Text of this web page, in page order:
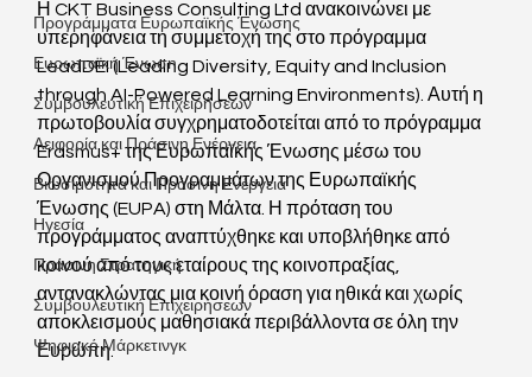
Προγράμματα Ευρωπαϊκής Ένωσης
Ευρωπαϊκή Ένωση
Συμβουλευτική Επιχειρήσεων
Αειφορία και Πράσινη Ενέργεια
Βιωσιμότητα και Πράσινη Ενέργεια
Ηγεσία
Πράσινη Στρατηγική
Συμβουλευτική Επιχειρήσεων
Ψηφιακό Μάρκετινγκ
Η CKT Business Consulting Ltd ανακοινώνει με
υπερηφάνεια τη συμμετοχή της στο πρόγραμμα
LeadDEI (Leading Diversity, Equity and Inclusion
through AI-Powered Learning Environments). Αυτή η
πρωτοβουλία συγχρηματοδοτείται από το πρόγραμμα
Erasmus+ της Ευρωπαϊκής Ένωσης μέσω του
Οργανισμού Προγραμμάτων της Ευρωπαϊκής
Ένωσης (EUPA) στη Μάλτα. Η πρόταση του
προγράμματος αναπτύχθηκε και υποβλήθηκε από
κοινού από τους εταίρους της κοινοπραξίας,
αντανακλώντας μια κοινή όραση για ηθικά και χωρίς
αποκλεισμούς μαθησιακά περιβάλλοντα σε όλη την
Ευρώπη.